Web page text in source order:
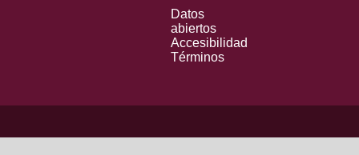
Datos
abiertos
Accesibilidad
Términos